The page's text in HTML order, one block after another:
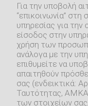
Για την υποβολή
“επικοινωνία”
υπηρεσίας για
είσοδος στην
χρήση των
ανάλογα με την
επιθυμείτε να
απαιτηθούν
σας (ενδεικτικά:
Ταυτότητας,
των στοιχείων